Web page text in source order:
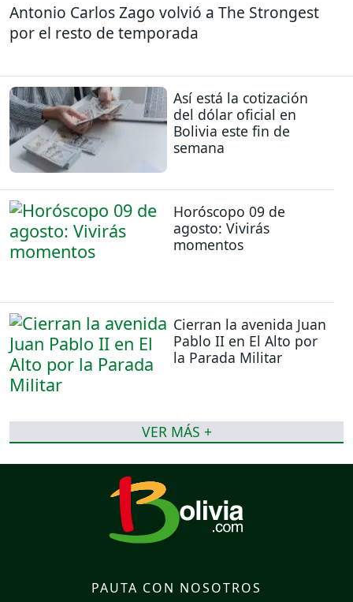
Antonio Carlos Zago volvió a The Strongest
por el resto de temporada
Así está la cotización
del dólar oficial en
Bolivia este fin de
semana
Horóscopo 09 de
agosto: Vivirás
momentos
Cierran la avenida Juan
Pablo II en El Alto por
la Parada Militar
VER MÁS +
PAUTA CON NOSOTROS